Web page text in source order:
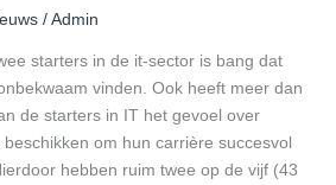
/Admin
starters in de it-sector is bang dat
vinden. Ook heeft meer dan
de starters in IT het gevoel over
om hun carrière succesvol
hebben ruim twee op de vijf (43